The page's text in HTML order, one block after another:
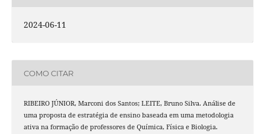
2024-06-11
COMO CITAR
RIBEIRO JÚNIOR, Marconi dos Santos; LEITE, Bruno Silva. Análise de
uma proposta de estratégia de ensino baseada em uma metodologia
ativa na formação de professores de Química, Física e Biologia.